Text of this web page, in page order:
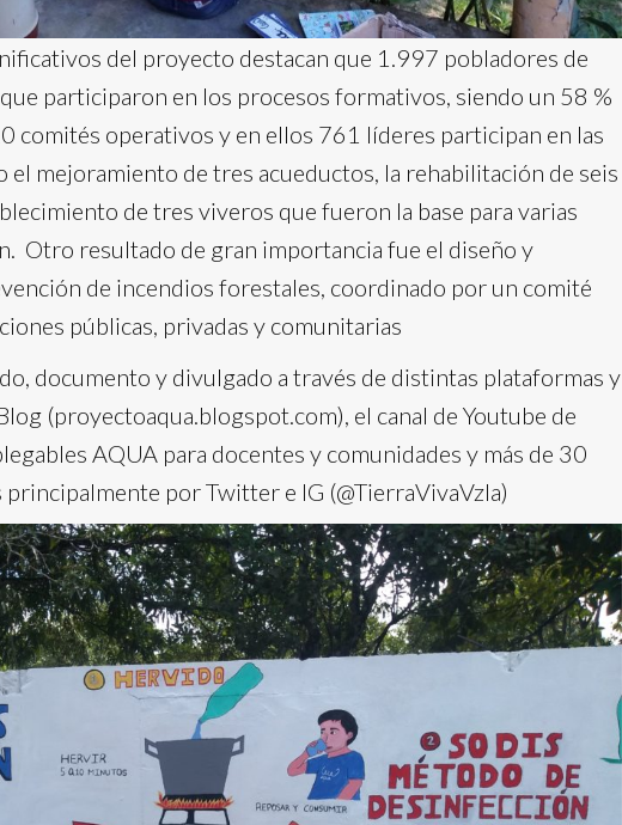
del proyecto destacan que 1.997 pobladores de
participaron en los procesos formativos, siendo un 58 %
comités operativos y en ellos 761 líderes participan en las
el mejoramiento de tres acueductos, la rehabilitación de seis
de tres viveros que fueron la base para varias
Otro resultado de gran importancia fue el diseño y
de incendios forestales, coordinado por un comité
públicas, privadas y comunitarias
documento y divulgado a través de distintas plataformas y
(proyectoaqua.blogspot.com), el canal de Youtube de
AQUA para docentes y comunidades y más de 30
por Twitter e IG (@TierraVivaVzla)